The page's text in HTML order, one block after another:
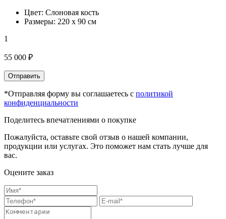
Цвет: Слоновая кость
Размеры: 220 х 90 см
1
55 000 ₽
Отправить
*Отправляя форму вы соглашаетесь с политикой
конфиденциальности
Поделитесь впечатлениями о покупке
Пожалуйста, оставьте свой отзыв о нашей компании,
продукции или услугах. Это поможет нам стать лучше для
вас.
Оцените заказ